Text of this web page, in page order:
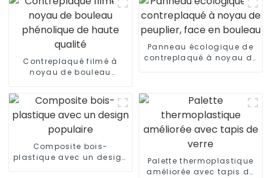
Contreplaqué filmé à
noyau de bouleau
Panneau écologique de
contreplaqué à noyau de
Composite bois-
plastique avec un design
Palette thermoplastique
améliorée avec tapis de